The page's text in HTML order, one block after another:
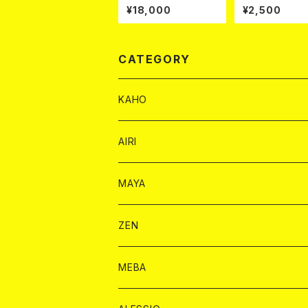
¥18,000 ¥2,500
CATEGORY
KAHO
シャンパンカード
モエシャンドン カード
ヴーヴクリコ カード
BAIKA カード
ノーマル カード
プレミアム カード
ドリンク カード
１ドリンクカード
ショット
チェキ カード
AIRI
シャンパン カード
モエシャンドン カード
ヴーヴクリコ カード
BAIKA カード
ノーマル カード
プレミアム カード
ドリンク カード
MAYA
ドリンク
1ドリンク
ショット
チェキ
ZEN
ドリンク
MEBA